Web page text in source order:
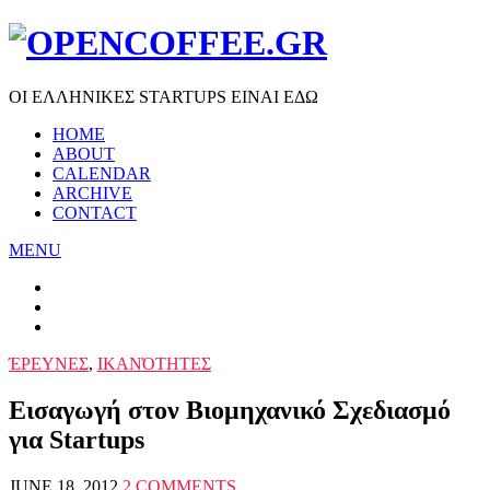
ΟΙ ΕΛΛΗΝΙΚΕΣ STARTUPS ΕΙΝΑΙ ΕΔΩ
HOME
ABOUT
CALENDAR
ARCHIVE
CONTACT
MENU
ΈΡΕΥΝΕΣ, ΙΚΑΝΌΤΗΤΕΣ
Εισαγωγή στον Βιομηχανικό Σχεδιασμό
για Startups
JUNE 18, 2012 2 COMMENTS